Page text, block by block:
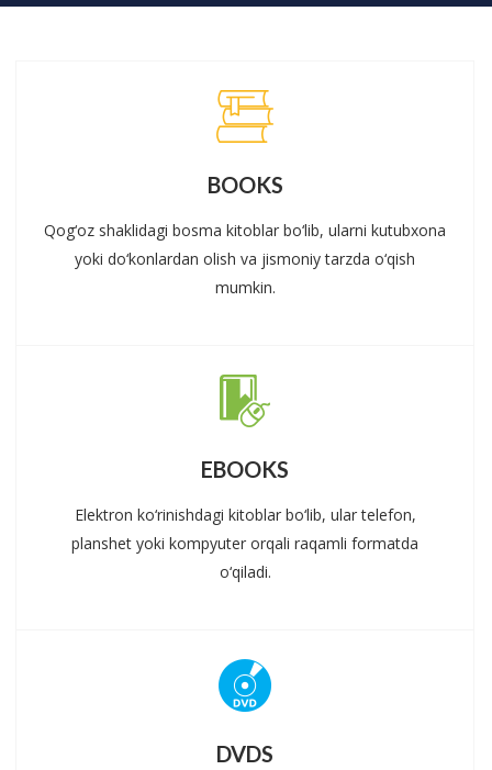
BOOKS
Qog‘oz shaklidagi bosma kitoblar bo‘lib, ularni kutubxona
yoki do‘konlardan olish va jismoniy tarzda o‘qish
mumkin.
EBOOKS
Elektron ko‘rinishdagi kitoblar bo‘lib, ular telefon,
planshet yoki kompyuter orqali raqamli formatda
o‘qiladi.
DVDS